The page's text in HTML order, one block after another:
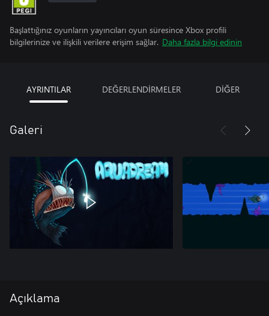
Başlattığınız oyunların yayıncıları oyun süresince Xbox profili
bilgilerinize ve ilişkili verilere erişim sağlar. Daha fazla bilgi edinin
AYRINTILAR DEĞERLENDİRMELER DİĞER
Galeri
Açıklama